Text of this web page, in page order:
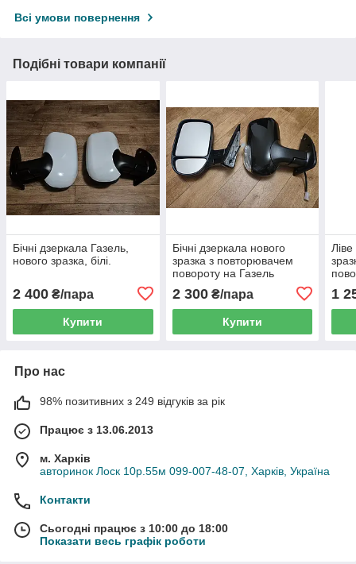
Всі умови повернення
Подібні товари компанії
Бічні дзеркала Газель,
нового зразка, білі.
2 400 ₴/пара
Купити
Бічні дзеркала нового
зразка з повторювачем
повороту на Газель
2 300₴/пара
Купити
1
Про нас
98% позитивних з 249 відгуків за рік
Працює з 13.06.2013
м. Харків
авторинок Лоск 10р.55м 099-007-48-07, Харків, Україна
Контакти
Сьогодні працює з 10:00 до 18:00
Показати весь графік роботи